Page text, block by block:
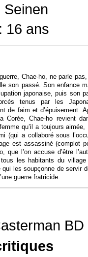
Seinen
: 16 ans
Chae-ho, ne parle
son passé. Son enfance
japonaise, puis son
tenus par les
de faim et d’épuisement.
Corée, Chae-ho revient
qu’il a toujours aimée,
(qui a collaboré sous
est assassiné (complot
l’on accuse d’être
les habitants du village
qui les soupçonne de servir
guerre fratricide.
BD